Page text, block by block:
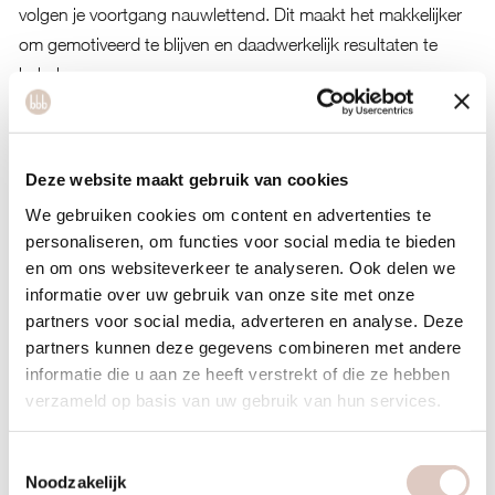
Deze website maakt gebruik van cookies
We gebruiken cookies om content en advertenties te
personaliseren, om functies voor social media te bieden
en om ons websiteverkeer te analyseren. Ook delen we
informatie over uw gebruik van onze site met onze
partners voor social media, adverteren en analyse. Deze
partners kunnen deze gegevens combineren met andere
informatie die u aan ze heeft verstrekt of die ze hebben
verzameld op basis van uw gebruik van hun services.
Noodzakelijk
volgen je voortgang nauwlettend. Dit maakt het makkelijker
om gemotiveerd te blijven en daadwerkelijk resultaten te
behalen.
Is sporten in een hot cabin geschikt voor oudere
vrouwen?
Ja, sporten in een hot cabin kan zeer geschikt zijn voor
begeleiding gebeurt. De
warmte van 40 graden
verbetert de
bloedsomloop, maakt spieren soepeler en is zachter voor
gewrichten. Dit betekent dat je bewegingen comfortabeler
aanvoelen en je minder snel spierpijn krijgt na het sporten.
De warmte heeft meerdere voordelen voor oudere vrouwen.
Je spieren worden sneller warm, waardoor ze flexibeler zijn
en het risico op blessures afneemt. De verhoogde
bevordert herstel. Bovendien stimuleert de warmte het